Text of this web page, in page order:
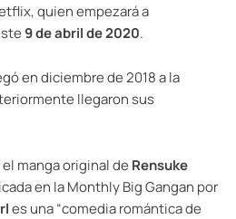
quien empezará a
9 de abril de 2020.
en diciembre de 2018 a la
llegaron sus
manga original de Rensuke
en la Monthly Big Gangan por
es una “comedia romántica de